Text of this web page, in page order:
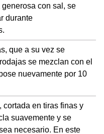
con sal, se
durante
que a su vez se
se mezclan con el
nuevamente por 10
en tiras finas y
suavemente y se
necesario. En este